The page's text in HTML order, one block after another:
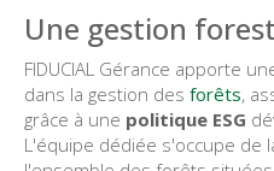
Une gestion
FIDUCIAL Gérance apporte
dans la gestion des forêts,
grâce à une politique ESG
L'équipe dédiée s'occupe de